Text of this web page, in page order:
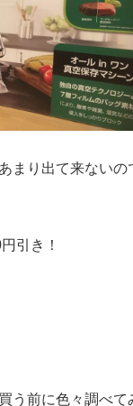
まり出て来ないの
引き！
う前に色々調べて